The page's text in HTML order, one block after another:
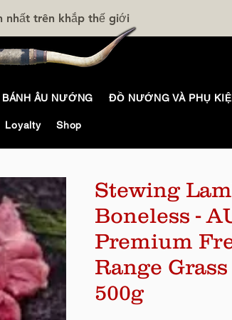
nhất trên khắp thế giới
BÁNH ÂU NƯỚNG ĐỒ NƯỚNG VÀ PHỤ
Loyalty Shop
Stewing
Boneless -
Premium
Range Grass
500g